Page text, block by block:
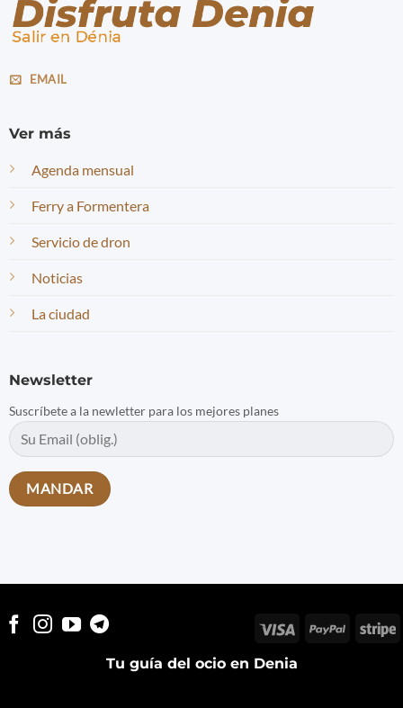
EMAIL
Ver más
Agenda mensual
Ferry a Formentera
Servicio de dron
Noticias
La ciudad
Newsletter
Suscríbete a la newletter para los mejores planes
Tu guía del ocio en Denia
Visa PayPal